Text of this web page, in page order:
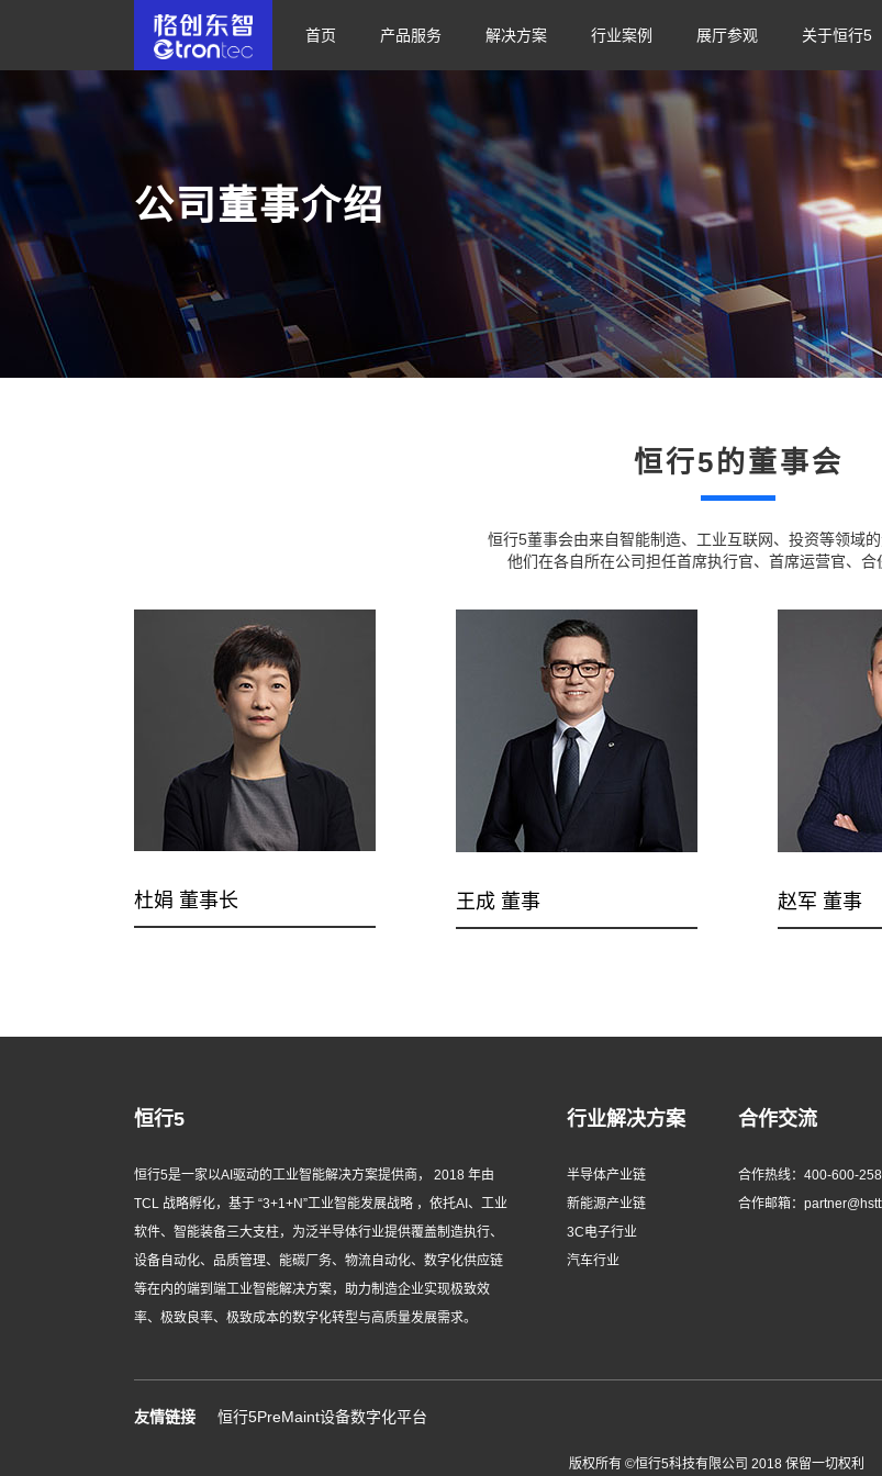
首页 产品服务 解决方案 行业案例 展厅参观 关于恒行5
公司董事介绍
恒行5的董事会
恒行5董事会由来自智能制造、工业互联网、投资等领域的
他们在各自所在公司担任首席执行官、首席运营官、合
杜娟 董事长 王成 董事 赵军 董事
恒行5
恒行5是一家以AI驱动的工业智能解决方案提供商， 2018 年由
TCL 战略孵化，基于 “3+1+N”工业智能发展战略 ，依托AI、工业
软件、智能装备三大支柱，为泛半导体行业提供覆盖制造执行、
设备自动化、品质管理、能碳厂务、物流自动化、数字化供应链
等在内的端到端工业智能解决方案，助力制造企业实现极致效
率、极致良率、极致成本的数字化转型与高质量发展需求。
行业解决方案
半导体产业链
新能源产业链
3C电子行业
汽车行业
合作交流
合作热线：400-600-
合作邮箱：
友情链接 恒行5PreMaint设备数字化平台
版权所有 ©恒行5科技有限公司 2018 保留一切权利